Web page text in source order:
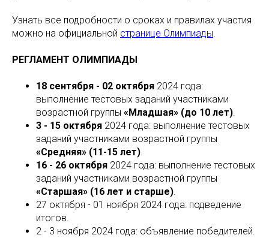
Узнать все подробности о сроках и правилах участия
можно на официальной странице Олимпиады.
РЕГЛАМЕНТ ОЛИМПИАДЫ
18 сентября - 02 октября 2024 года:
выполнение тестовых заданий участниками
возрастной группы «Младшая» (до 10 лет).
3 - 15 октября 2024 года: выполнение тестовых
заданий участниками возрастной группы
«Средняя» (11-15 лет).
16 - 26 октября 2024 года: выполнение тестовых
заданий участниками возрастной группы
«Старшая» (16 лет и старше).
27 октября - 01 ноября 2024 года: подведение
итогов.
2 - 3 ноября 2024 года: объявление победителей.